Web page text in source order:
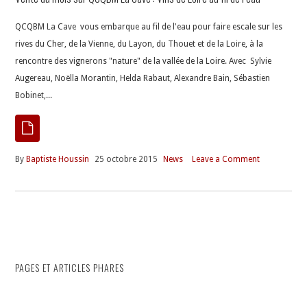
QCQBM La Cave vous embarque au fil de l'eau pour faire escale sur les
rives du Cher, de la Vienne, du Layon, du Thouet et de la Loire, à la
rencontre des vignerons "nature" de la vallée de la Loire. Avec Sylvie
Augereau, Noëlla Morantin, Helda Rabaut, Alexandre Bain, Sébastien
Bobinet,...
ByBaptiste Houssin 25 octobre 2015 News Leave a Comment
PAGES ET ARTICLES PHARES